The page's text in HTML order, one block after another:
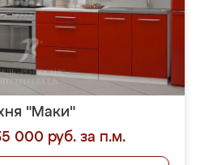
"Маки"
000 руб. за п.м.